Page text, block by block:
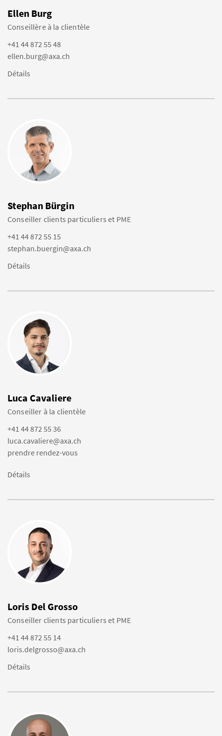
Ellen Burg
Conseillère à la clientèle
+41 44 872 55 48
ellen.burg@axa.ch
Détails
Stephan Bürgin
Conseiller clients particuliers et PME
+41 44 872 55 15
stephan.buergin@axa.ch
Détails
Luca Cavaliere
Conseiller à la clientèle
+41 44 872 55 36
luca.cavaliere@axa.ch
prendre rendez-vous
Détails
Loris Del Grosso
Conseiller clients particuliers et PME
+41 44 872 55 14
loris.delgrosso@axa.ch
Détails